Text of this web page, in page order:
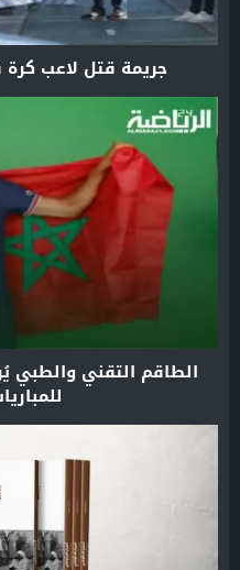
جريمة قتل لاعب
الطاقم التقني والطبي